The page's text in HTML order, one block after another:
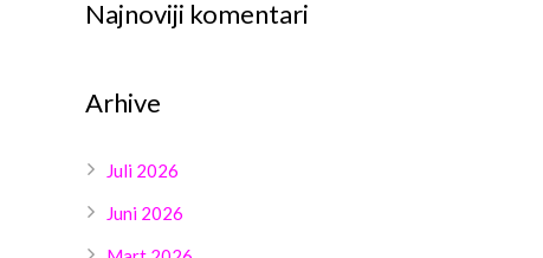
Najnoviji komentari
Arhive
Juli 2026
Juni 2026